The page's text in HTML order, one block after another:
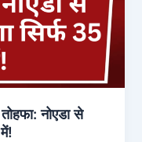
नोएडा से